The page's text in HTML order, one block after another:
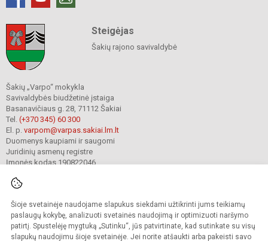
Šioje svetainėje naudojame slapukus siekdami užtikrinti jums teikiamų
paslaugų kokybę, analizuoti svetainės naudojimą ir optimizuoti naršymo
patirtį. Spustelėję mygtuką „Sutinku“, jūs patvirtinate, kad sutinkate su visų
slapukų naudojimu šioje svetainėje. Jei norite atšaukti arba pakeisti savo
Steigėjas
Šakių rajono savivaldybė
Šakių „Varpo“ mokykla
Savivaldybės biudžetinė įstaiga
Basanavičiaus g. 28, 71112 Šakiai
Tel. (+370 345) 60 300
El. p. varpom@varpas.sakiai.lm.lt
Duomenys kaupiami ir saugomi
Juridinių asmenų registre
Įmonės kodas 190822046
© 2023. Šakių „Varpo“ mokykla. Visos teisės saugomos.
Kopijuoti turinį be raštiško mokyklos sutikimo griežtai draudžiama.
Prieinamumo paraiška Slapukų politika Privatumo politika